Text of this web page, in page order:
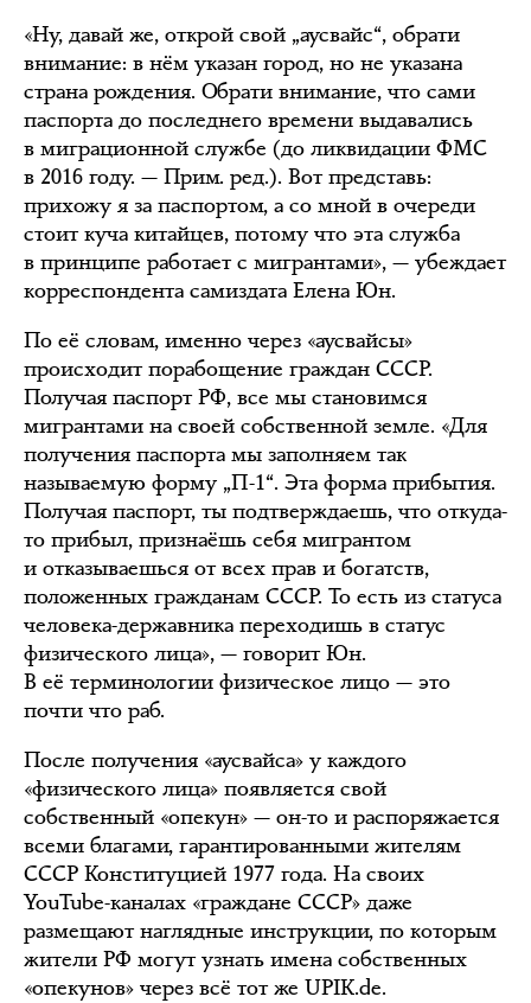
«Ну, давай же, открой свой „аусвайс“, обрати
внимание: в нём указан город, но не указана
страна рождения. Обрати внимание, что сами
паспорта до последнего времени выдавались
в миграционной службе (до ликвидации ФМС
в 2016 году. — Прим. ред.). Вот представь:
прихожу я за паспортом, а со мной в очереди
стоит куча китайцев, потому что эта служба
в принципе работает с мигрантами», — убеждает
корреспондента самиздата Елена Юн.
По её словам, именно через «аусвайсы»
происходит порабощение граждан СССР.
Получая паспорт РФ, все мы становимся
мигрантами на своей собственной земле. «Для
получения паспорта мы заполняем так
называемую форму „П-1“. Эта форма прибытия.
Получая паспорт, ты подтверждаешь, что откуда-
то прибыл, признаёшь себя мигрантом
и отказываешься от всех прав и богатств,
положенных гражданам СССР. То есть из статуса
человека-державника переходишь в статус
физического лица», — говорит Юн.
В её терминологии физическое лицо — это
почти что раб.
После получения «аусвайса» у каждого
«физического лица» появляется свой
собственный «опекун» — он-то и распоряжается
всеми благами, гарантированными жителям
СССР Конституцией 1977 года. На своих
YouTube-каналах «граждане СССР» даже
размещают наглядные инструкции, по которым
жители РФ могут узнать имена собственных
«опекунов» через всё тот же UPIK.de.